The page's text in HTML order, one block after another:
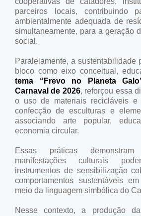
parceiros locais, contribuindo
ambientalmente adequada de
simultaneamente, para a geração
social.
Paralelamente, a sustentabilidade
bloco como eixo conceitual,
tema “Frevo no Planeta
Carnaval de 2026, reforçou essa
o uso de materiais recicláveis e
confecção de esculturas e
associando arte popular,
economia circular.
Essas práticas
manifestações culturais
instrumentos de sensibilização
comportamentos sustentáveis
meio da linguagem simbólica do
Nesse contexto, a produção